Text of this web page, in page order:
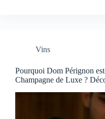
Vins
Pourquoi Dom Pérignon
Champagne de Luxe ?